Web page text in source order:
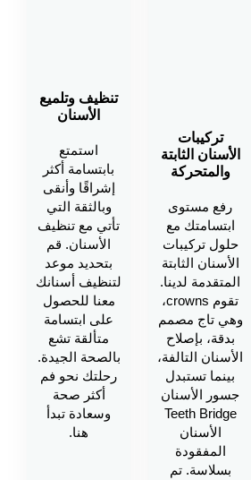
تركيبات
الأسنان الثابتة
والمتحركة
رفع مستوى
ابتسامتك مع
حلول تركيبات
الأسنان الثابتة
المتقدمة لدينا.
تقوم crowns،
وهي تاج مصمم
بدقة، بإصلاح
الأسنان التالفة،
بينما تستبدل
جسور الأسنان
Teeth Bridge
الأسنان
المفقودة
بسلاسة. تم
تنظيف وتلميع
الأسنان
استمتع
بابتسامة أكثر
إشراقًا وأنقى
وبالثقة التي
تأتي مع تنظيف
الأسنان. قم
بتحديد موعد
لتنظيف أسنانك
معنا للحصول
على ابتسامة
متألقة تشع
بالصحة الجيدة.
رحلتك نحو فم
أكثر صحة
وسعادة تبدأ
هنا.